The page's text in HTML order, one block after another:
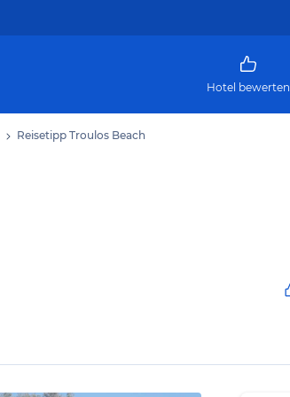
Hotel bewerten
Reisetipp Troulos Beach